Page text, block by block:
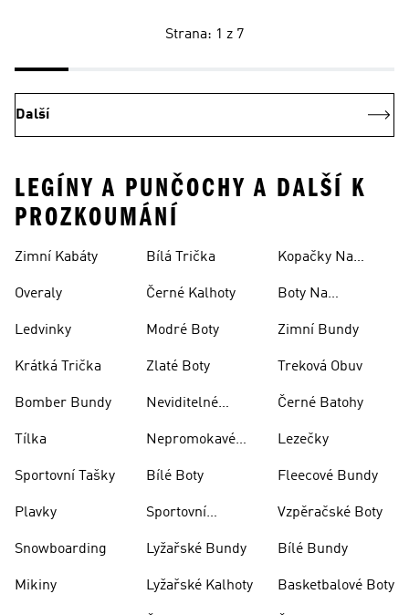
Strana: 1 z 7
Další
LEGÍNY A PUNČOCHY A DALŠÍ K
PROZKOUMÁNÍ
Zimní Kabáty
Overaly
Ledvinky
Krátká Trička
Bomber Bundy
Tílka
Sportovní Tašky
Plavky
Snowboarding
Mikiny
Bílá Trička
Černé Kalhoty
Modré Boty
Zlaté Boty
Neviditelné
Nepromokavé
Bílé Boty
Sportovní
Lyžařské Bundy
Lyžařské Kalhoty
Kopačky Na
Boty Na
Zimní Bundy
Treková Obuv
Černé Batohy
Lezečky
Fleecové Bundy
Vzpěračské Boty
Bílé Bundy
Basketbalové Boty